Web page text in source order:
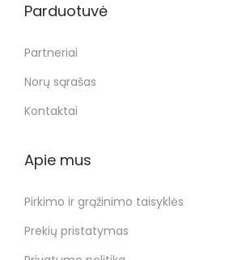
Parduotuvė
Partneriai
Norų sąrašas
Kontaktai
Apie mus
Pirkimo ir grąžinimo taisyklės
Prekių pristatymas